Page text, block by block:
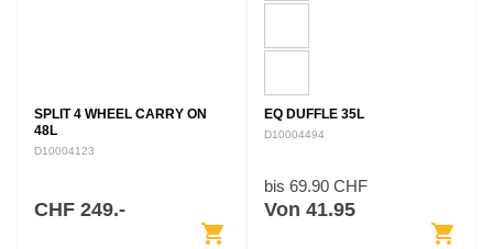
SPLIT 4 WHEEL CARRY ON
48L
D10004123
CHF 249.-
shopping_cart
EQ DUFFLE 35L
D10004494
bis 69.90 CHF
Von 41.95
shopping_cart